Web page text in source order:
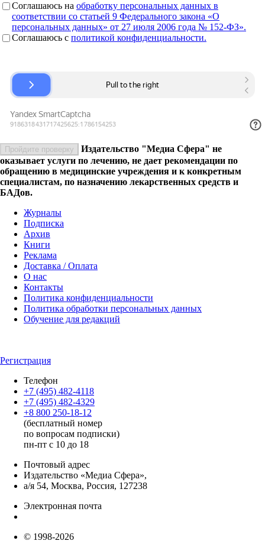
Соглашаюсь на обработку персональных данных в
соответствии со статьей 9 Федерального закона «О
персональных данных» от 27 июля 2006 года № 152-ФЗ».
Соглашаюсь c политикой конфиденциальности.
Пройдите проверку
Издательство "Медиа Сфера" не
оказывает услуги по лечению, не дает рекомендации по
обращению в медицинские учреждения и к конкретным
специалистам, по назначению лекарственных средств и
БАДов.
Журналы
Подписка
Архив
Книги
Реклама
Доставка / Оплата
О нас
Контакты
Политика конфиденциальности
Политика обработки персональных данных
Обучение для редакций
Регистрация
Телефон
+7 (495) 482-4118
+7 (495) 482-4329
+8 800 250-18-12
(бесплатный номер
по вопросам подписки)
пн-пт с 10 до 18
Почтовый адрес
Издательство «Медиа Сфера»,
а/я 54, Москва, Россия, 127238
Электронная почта
© 1998-2026